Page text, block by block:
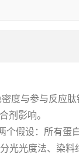
度与参与反应肽
剂影响。
个假设：所有蛋
光度法、染料